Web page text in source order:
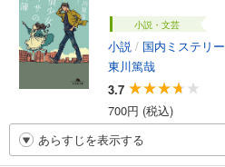
小説・文芸
小説 / 国内ミステリー
東川篤哉
3.7
700円 (税込)
あらすじを表示する